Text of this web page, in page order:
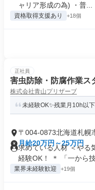
ャリア形成の為) ・普...
資格取得支援あり +18個
正社員
害虫防除・防腐作業ス
株式会社青山プリザーブ
未経験OK✨残業月10h以
〒004-0873北海道札幌
月給20万円～25万円
求めている人材 ＜やる
経験OK！ ＊ 「一から技
業界未経験歓迎 +19個